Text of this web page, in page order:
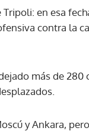
en esa
contra la
más de 280
y Ankara,